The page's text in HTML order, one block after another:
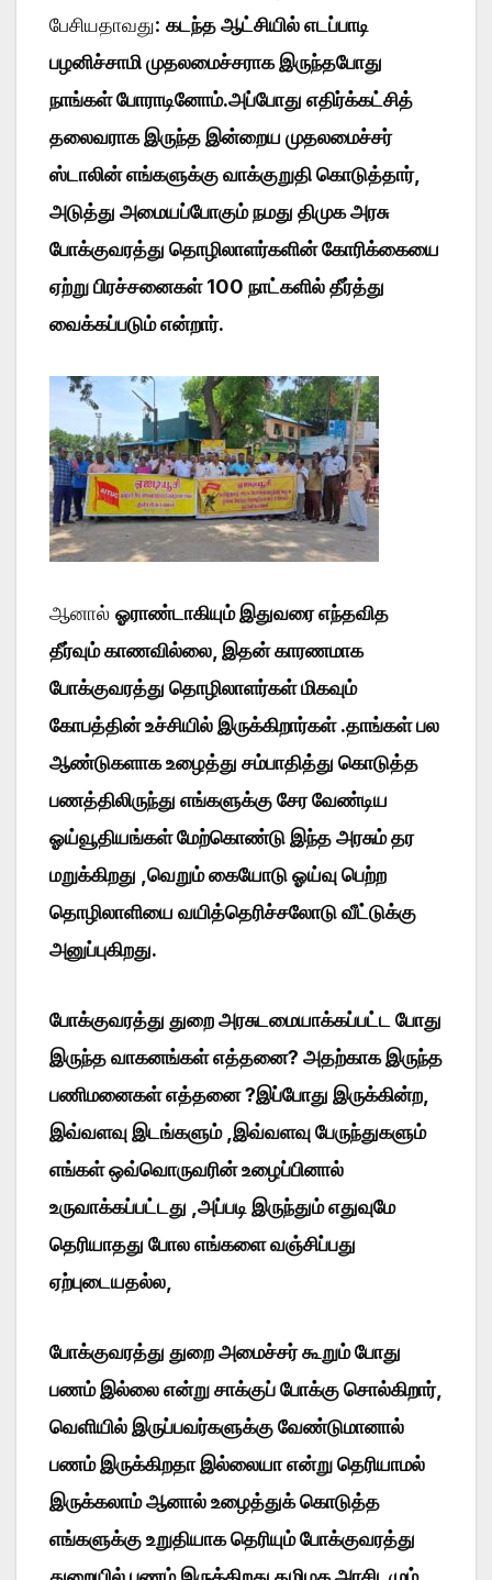
பேசியதாவது: கடந்த ஆட்சியில் எடப்பாடி
பழனிச்சாமி முதலமைச்சராக இருந்தபோது
நாங்கள் போராடினோம்.அப்போது எதிர்க்கட்சித்
தலைவராக இருந்த இன்றைய முதலமைச்சர்
ஸ்டாலின் எங்களுக்கு வாக்குறுதி கொடுத்தார்,
அடுத்து அமையப்போகும் நமது திமுக அரசு
போக்குவரத்து தொழிலாளர்களின் கோரிக்கையை
ஏற்று பிரச்சனைகள் 100 நாட்களில் தீர்த்து
வைக்கப்படும் என்றார்.
ஆனால் ஓராண்டாகியும் இதுவரை எந்தவித
தீர்வும் காணவில்லை, இதன் காரணமாக
போக்குவரத்து தொழிலாளர்கள் மிகவும்
கோபத்தின் உச்சியில் இருக்கிறார்கள் .தாங்கள் பல
ஆண்டுகளாக உழைத்து சம்பாதித்து கொடுத்த
பணத்திலிருந்து எங்களுக்கு சேர வேண்டிய
ஓய்வூதியங்கள் மேற்கொண்டு இந்த அரசும் தர
மறுக்கிறது ,வெறும் கையோடு ஓய்வு பெற்ற
தொழிலாளியை வயித்தெரிச்சலோடு வீட்டுக்கு
அனுப்புகிறது.
போக்குவரத்து துறை அரசுடமையாக்கப்பட்ட போது
இருந்த வாகனங்கள் எத்தனை? அதற்காக இருந்த
பணிமனைகள் எத்தனை ?இப்போது இருக்கின்ற,
இவ்வளவு இடங்களும் ,இவ்வளவு பேருந்துகளும்
எங்கள் ஒவ்வொருவரின் உழைப்பினால்
உருவாக்கப்பட்டது ,அப்படி இருந்தும் எதுவுமே
தெரியாதது போல எங்களை வஞ்சிப்பது
ஏற்புடையதல்ல,
போக்குவரத்து துறை அமைச்சர் கூறும் போது
பணம் இல்லை என்று சாக்குப் போக்கு சொல்கிறார்,
வெளியில் இருப்பவர்களுக்கு வேண்டுமானால்
பணம் இருக்கிறதா இல்லையா என்று தெரியாமல்
இருக்கலாம் ஆனால் உழைத்துக் கொடுத்த
எங்களுக்கு உறுதியாக தெரியும் போக்குவரத்து